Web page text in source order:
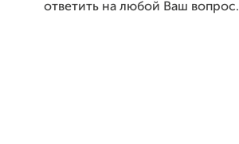
ответить на любой Ваш вопрос.